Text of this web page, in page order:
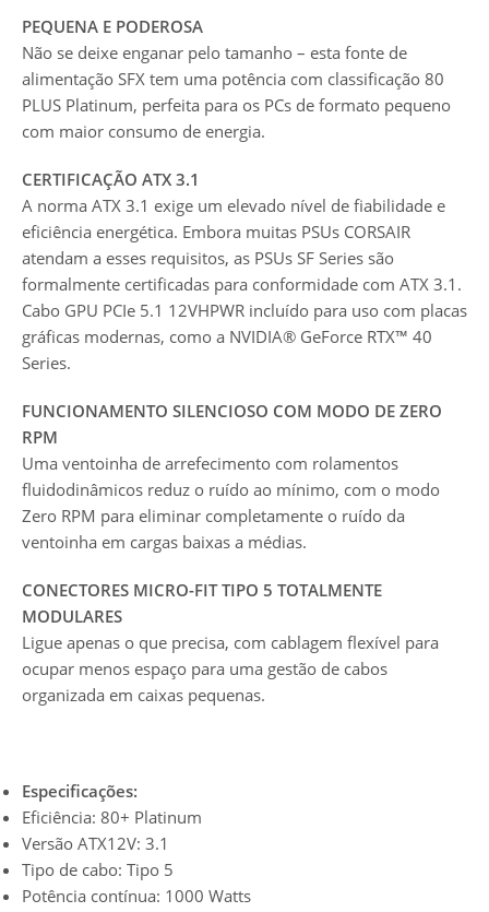
PEQUENA E PODEROSA
Não se deixe enganar pelo tamanho – esta fonte de
alimentação SFX tem uma potência com classificação 80
PLUS Platinum, perfeita para os PCs de formato pequeno
com maior consumo de energia.
CERTIFICAÇÃO ATX 3.1
A norma ATX 3.1 exige um elevado nível de fiabilidade e
eficiência energética. Embora muitas PSUs CORSAIR
atendam a esses requisitos, as PSUs SF Series são
formalmente certificadas para conformidade com ATX 3.1.
Cabo GPU PCIe 5.1 12VHPWR incluído para uso com placas
gráficas modernas, como a NVIDIA® GeForce RTX™ 40
Series.
FUNCIONAMENTO SILENCIOSO COM MODO DE ZERO
RPM
Uma ventoinha de arrefecimento com rolamentos
fluidodinâmicos reduz o ruído ao mínimo, com o modo
Zero RPM para eliminar completamente o ruído da
ventoinha em cargas baixas a médias.
CONECTORES MICRO-FIT TIPO 5 TOTALMENTE
MODULARES
Ligue apenas o que precisa, com cablagem flexível para
ocupar menos espaço para uma gestão de cabos
organizada em caixas pequenas.
Especificações:
Eficiência: 80+ Platinum
Versão ATX12V: 3.1
Tipo de cabo: Tipo 5
Potência contínua: 1000 Watts